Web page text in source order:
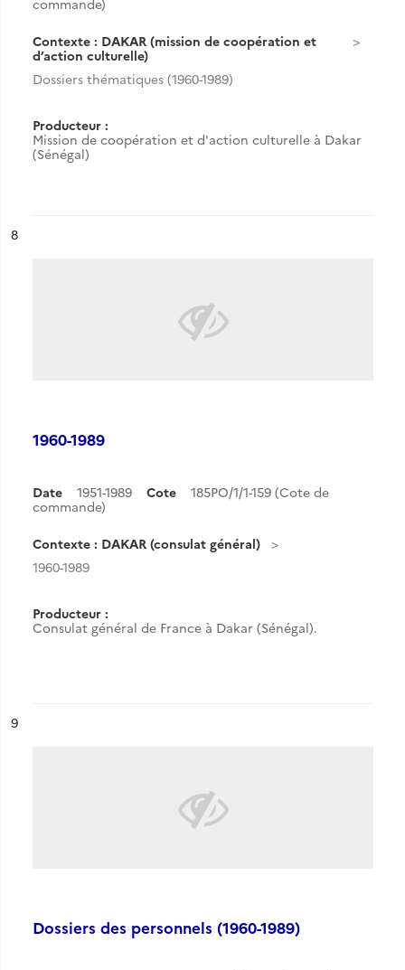
commande)
Contexte : DAKAR (mission de coopération et
d’action culturelle)
Dossiers thématiques (1960-1989)
Producteur :
Mission de coopération et d'action culturelle à Dakar
(Sénégal)
n°
8
1960-1989
Date 1951-1989 Cote
185PO/1/1-159 (Cote de
commande)
Contexte : DAKAR (consulat général)
1960-1989
Producteur :
Consulat général de France à Dakar (Sénégal).
n°
9
Dossiers des personnels (1960-1989)